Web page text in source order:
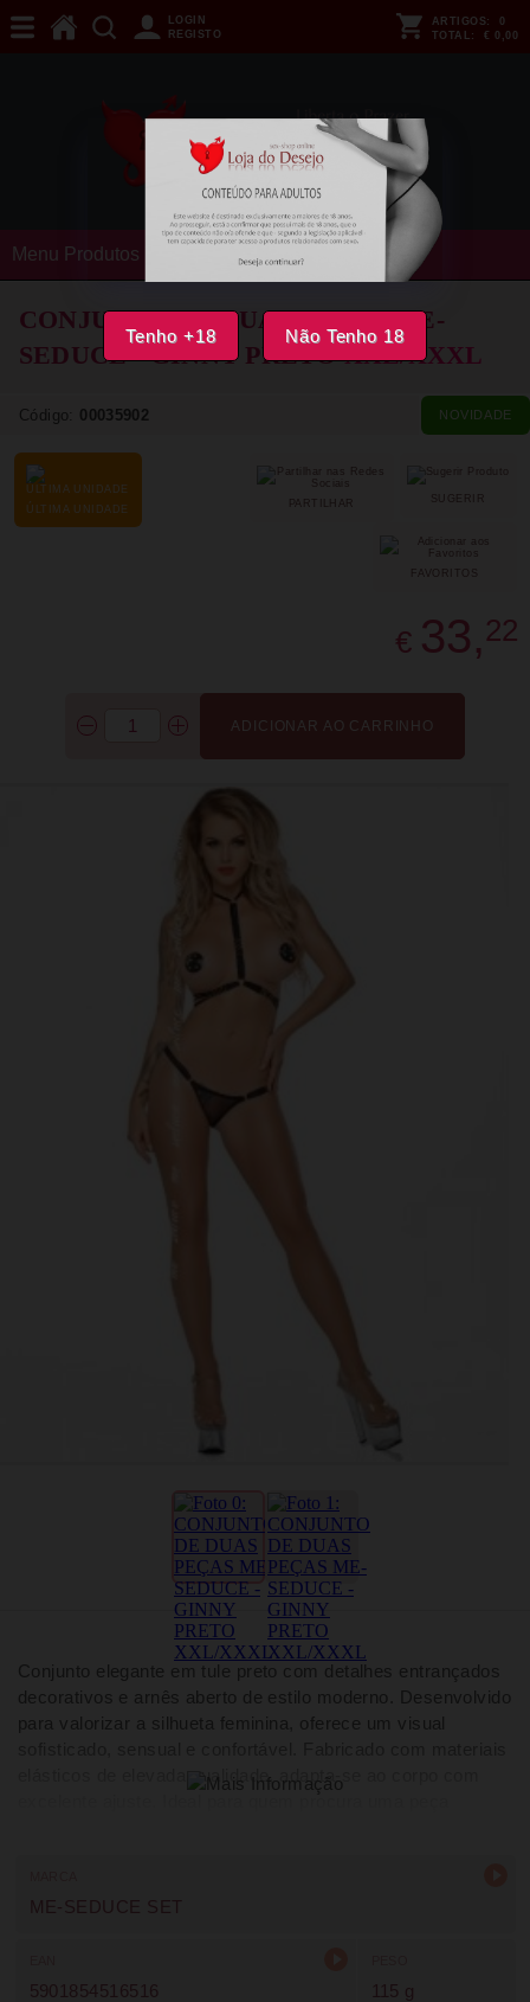
Tenho +18 Não Tenho 18
LOGIN
REGISTO
ARTIGOS:
0
TOTAL: € 0,00
Menu Produtos
CONJUNTO DE DUAS PEÇAS ME-
SEDUCE - GINNY PRETOXXL/XXXL
Código: 00035902 NOVIDADE
ÚLTIMA UNIDADE
SUGERIR
FAVORITOS
€ 33, 22
ADICIONAR AO CARRINHO
Conjunto elegante em tule preto com detalhes entrançados
decorativos e arnês aberto de estilo moderno. Desenvolvido
para valorizar a silhueta feminina, oferece um visual
elásticos de elevada qualidade, adapta-se ao corpo com
ME-SEDUCE SET
5901854516516 115 g